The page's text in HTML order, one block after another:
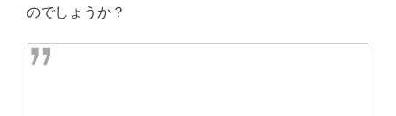
のでしょうか？